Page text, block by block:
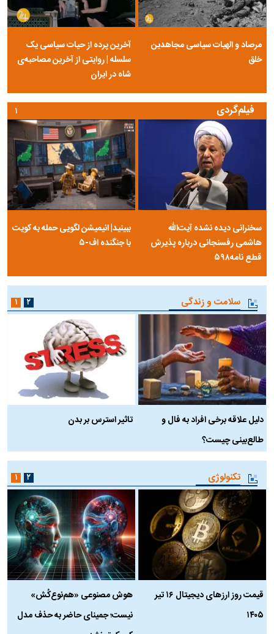
مرصاد و الهیات سیاسی مجاهدین
خلق
آخرین پرده از حیات سیاسی یک
سلسله | روایتی از آخرین مصاحبه‌ی
شاه در ایران
فیلم‌گردی
سخنرانی دیده نشده آیت‌الله
هاشمی رفسنجانی درباره پذیرش
قطع نامه۵۹۸
ببینید| انیمیشن لگویی حمله به کویت
با جنگنده اف-۵
۱
سلامت و زندگی
دلیل علاقه برخی افراد به فال و
طالع‌بینی چیست؟
تاثیر استرس بر بدن
۱ ۲
تکنولوژی
قیمت روز ارز‌های دیجیتال ۱۶ تیر
۱۴۰۵
هوش مصنوعی «هم‌نوع‌کُش»
نیست؛ جمینای حاضر به حذف مدل
۱ ۲